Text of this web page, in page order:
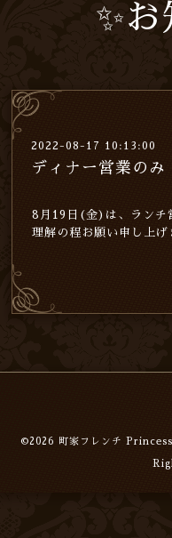
✨
2022-08-17 10:13:00
ディナー営業のみ
8月19日(金)は、ランチ
理解の程お願い申し上げ
©2026 町家フレンチ